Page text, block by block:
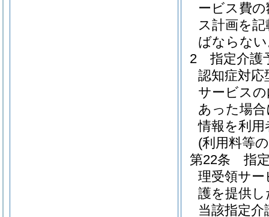
ービス費
ス計画を
ばならな
2
指定介護
認知症対
サービス
あった場
情報を利
(利用料等
第22条
指
理受領サー
護を提供
当該指定